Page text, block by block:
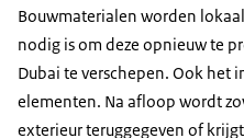
Bouwmaterialen worden
nodig is om deze opnieuw te
Dubai te verschepen. Ook het
elementen. Na afloop wordt
exterieur teruggegeven of